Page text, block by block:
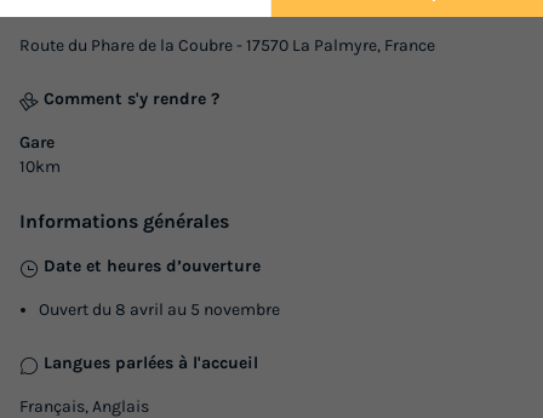
Route du Phare de la Coubre - 17570 La Palmyre, France
Comment s'y rendre ?
Gare
10km
Informations générales
Date et heures d’ouverture
Ouvert du 8 avril au 5 novembre
Langues parlées à l'accueil
Français, Anglais